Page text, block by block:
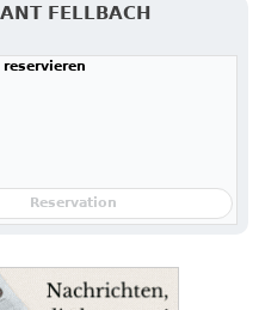
FELLBACH
Reservation